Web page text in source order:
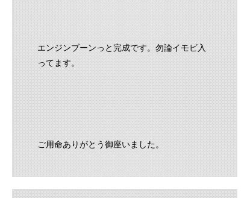
エンジンブーンっと完成です。勿論イモビ入
ってます。
ご用命ありがとう御座いました。